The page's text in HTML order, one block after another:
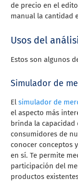
de precio en el
manual la cantidad
Usos del
Estos son algunos
Simulador de
Elsimulador de
el aspecto más
brinda la capacidad
consumidores de
conocer conceptos
en sí. Te permite
participación del
productos